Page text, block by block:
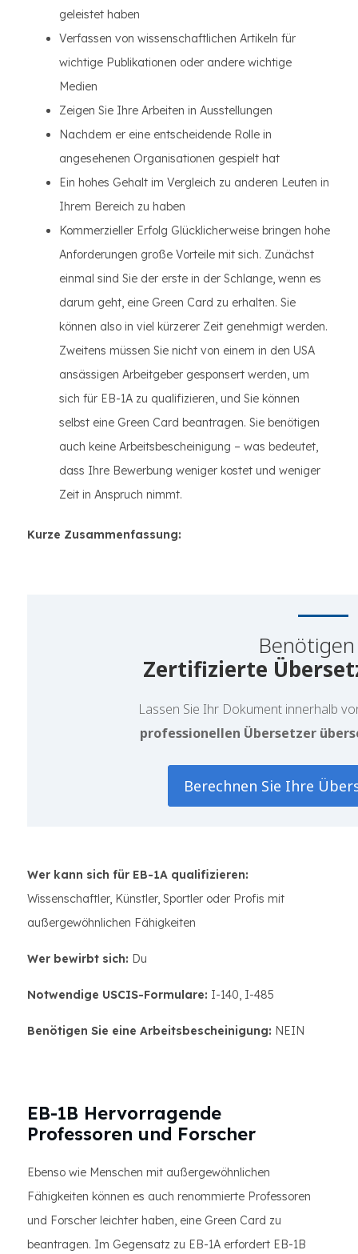
geleistet haben
Verfassen von wissenschaftlichen Artikeln für
wichtige Publikationen oder andere wichtige
Medien
Zeigen Sie Ihre Arbeiten in Ausstellungen
Nachdem er eine entscheidende Rolle in
angesehenen Organisationen gespielt hat
Ein hohes Gehalt im Vergleich zu anderen Leuten in
Ihrem Bereich zu haben
Kommerzieller Erfolg Glücklicherweise bringen hohe
Anforderungen große Vorteile mit sich. Zunächst
einmal sind Sie der erste in der Schlange, wenn es
darum geht, eine Green Card zu erhalten. Sie
können also in viel kürzerer Zeit genehmigt werden.
Zweitens müssen Sie nicht von einem in den USA
ansässigen Arbeitgeber gesponsert werden, um
sich für EB-1A zu qualifizieren, und Sie können
selbst eine Green Card beantragen. Sie benötigen
auch keine Arbeitsbescheinigung – was bedeutet,
dass Ihre Bewerbung weniger kostet und weniger
Zeit in Anspruch nimmt.
Kurze Zusammenfassung:
Zertifizierte
Lassen Sie Ihr Dokument innerhalb
professionellen Übersetzer
Berechnen Sie Ihre
Wer kann sich für EB-1A qualifizieren:
Wissenschaftler, Künstler, Sportler oder Profis mit
außergewöhnlichen Fähigkeiten
Wer bewirbt sich: Du
Notwendige USCIS-Formulare: I-140, I-485
Benötigen Sie eine Arbeitsbescheinigung: NEIN
EB-1B Hervorragende
Professoren und Forscher
Ebenso wie Menschen mit außergewöhnlichen
Fähigkeiten können es auch renommierte Professoren
und Forscher leichter haben, eine Green Card zu
beantragen. Im Gegensatz zu EB-1A erfordert EB-1B